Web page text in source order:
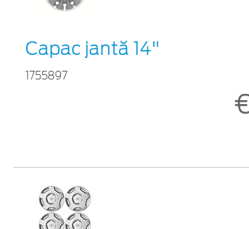
Capac jantă 14"
1755897